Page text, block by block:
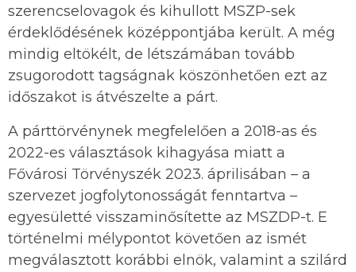
szerencselovagok és kihullott MSZP-sek
érdeklődésének középpontjába került. A még
mindig eltökélt, de létszámában tovább
zsugorodott tagságnak köszönhetően ezt az
időszakot is átvészelte a párt.
A párttörvénynek megfelelően a 2018-as és
2022-es választások kihagyása miatt a
Fővárosi Törvényszék 2023. áprilisában – a
szervezet jogfolytonosságát fenntartva –
egyesületté visszaminősítette az MSZDP-t. E
történelmi mélypontot követően az ismét
megválasztott korábbi elnök, valamint a szilárd